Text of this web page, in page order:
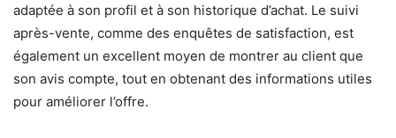
adaptée à son profil et à son historique d’achat. Le suivi
après-vente, comme des enquêtes de satisfaction, est
également un excellent moyen de montrer au client que
son avis compte, tout en obtenant des informations utiles
pour améliorer l’offre.